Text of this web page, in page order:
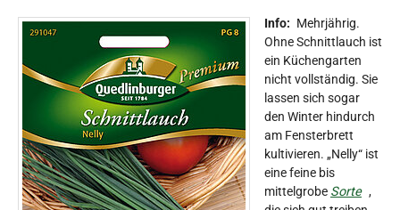
Info: Mehrjährig.
Ohne Schnittlauch ist
ein Küchengarten
nicht vollständig. Sie
lassen sich sogar
den Winter hindurch
am Fensterbrett
kultivieren. „Nelly“ ist
eine feine bis
mittelgrobe Sorte ,